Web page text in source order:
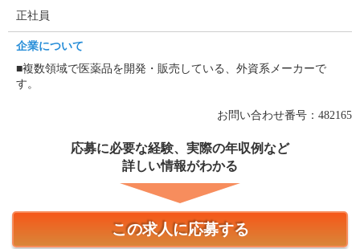
正社員
企業について
■複数領域で医薬品を開発・販売している、外資系メーカーで
す。
お問い合わせ番号：482165
応募に必要な経験、実際の年収例など
詳しい情報がわかる
この求人に応募する